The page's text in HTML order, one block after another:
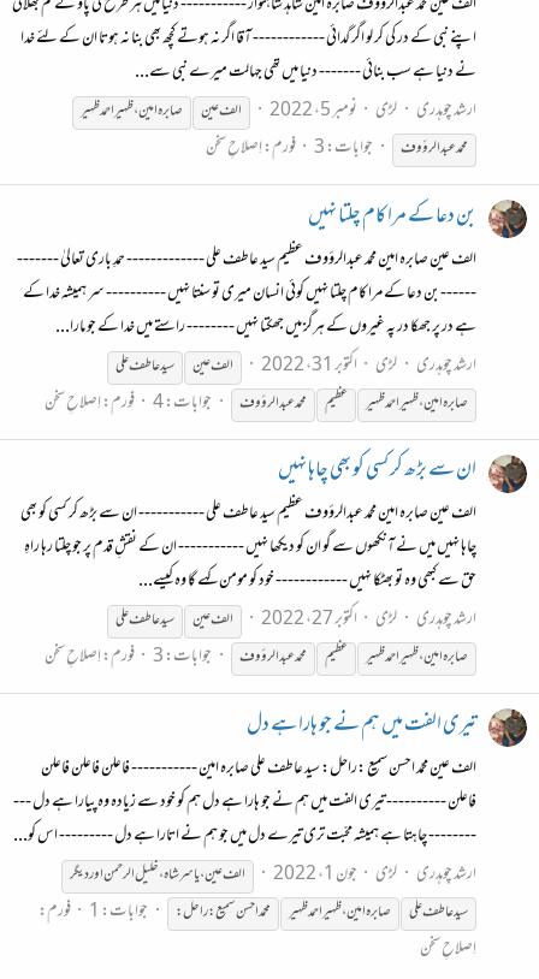
اپنے نبی کے در کی کر لو اگر گدائی ------------ آقا اگر نہ ہوتے کچھ بھی بنا نہ ہوتا ان کے لئے خدا
نے دنیا ہے سب بنائی ------- دنیا میں تھی جہالت میرے نبی سے...
ارشد چوہدری
لڑی نومبر 5، 2022 الف عین صابرہامین،ظہیراحمدظہیر
محمد عبدالرؤوف
جوابات: 3 فورم:اِصلاحِ سخن
بن دعا کے مرا کام چلتا نہیں
الف عین صابرہ امین محمد عبدالرؤوف عظیم سید عاطف علی ------------- حمدِ باری تعالیٰ -------
------ بن دعا کے مرا کام چلتا نہیں کوئی انسان میری تو سنتا نہیں ---------- سر ہمیشہ خدا کے
ہے در پر جھکا در پہ غیروں کے ہرگز میں جھکتا نہیں -------- راستے میں خدا کے جو مارا...
ارشد چوہدری
لڑی اکتوبر 31، 2022 الف عین
سید عاطف علی
صابرہامین،ظہیراحمدظہیر عظیم محمد عبدالرؤوف جوابات: 4 فورم:اِصلاحِ سخن
ان سے بڑھ کر کسی کو بھی چاہا نہیں
الف عین صابرہ امین محمد عبدالرؤوف عظیم سید عاطف علی ----------- ان سے بڑھ کر کسی کو بھی
چاہا نہیں میں نے آنکھوں سے گو ان کو دیکھا نہیں ----------- ان کے نقشِ قدم پر جو چلتا رہا راہِ
حق سے کبھی وہ تو بھٹکا نہیں ------------ خود کو مومن کہے گا وہ کیسے...
ارشد چوہدری
لڑی اکتوبر 27، 2022 الف عین
سید عاطف علی
صابرہامین،ظہیراحمدظہیر عظیم محمد عبدالرؤوف جوابات: 3 فورم:اِصلاحِ سخن
تیری الفت میں ہم نے جو ہارا ہے دل
الف عین محمّد احسن سمیع :راحل: سید عاطف علی صابرہ امین ----------- فاعلن فاعلن فاعلن
فاعلن ---------- تیری الفت میں ہم نے جو ہارا ہے دل ہم کو خود سے زیادہ وہ پیارا ہے دل ---
-------- چاہتا ہے ہمیشہ محبّت تری تیرے دل میں جو ہم نے اتارا ہے دل --------- اس کو...
ارشد چوہدری
لڑی جون 1، 2022
الف عین ، یاسر شاہ ،خلیل الرحمن اور دیگر
سید عاطف علی
صابرہامین،ظہیراحمدظہیر محمّد احسن سمیع :راحل: جوابات: 1
فورم:
اِصلاحِ سخن